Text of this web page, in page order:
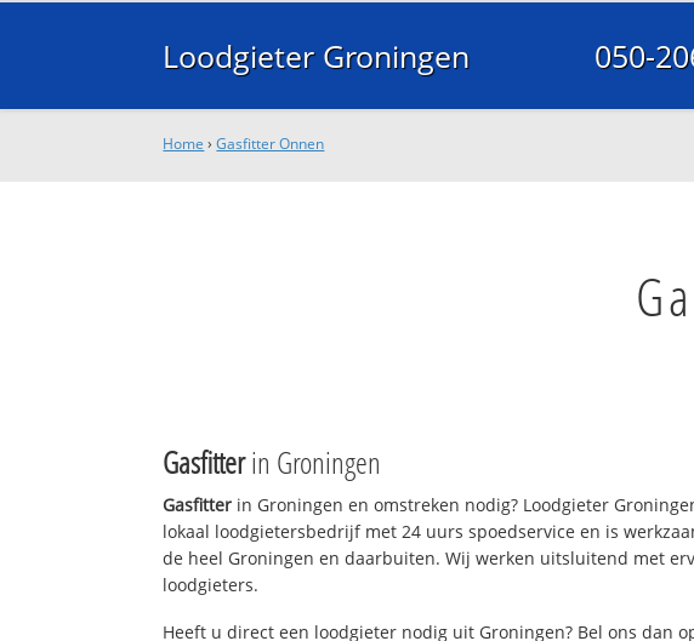
Loodgieter Groningen 050-
Home ›Gasfitter Onnen
Gasfitterin Groningen
Gasfitter in Groningen en omstreken nodig? Loodgieter
lokaal loodgietersbedrijf met 24 uurs spoedservice en is
de heel Groningen en daarbuiten. Wij werken uitsluitend met
loodgieters.
Heeft u direct een loodgieter nodig uit Groningen? Bel ons dan